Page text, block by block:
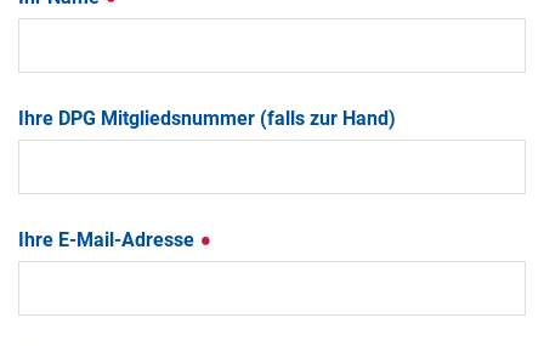
Ihre DPG Mitgliedsnummer (falls zur Hand)
Ihre E-Mail-Adresse